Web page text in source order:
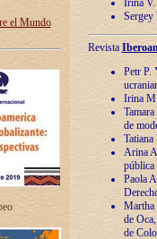
el Mundo
Irina V.
Sergey
Revista
Petr P.
Irina
de
Arina
pública
Paola
Martha
de
de